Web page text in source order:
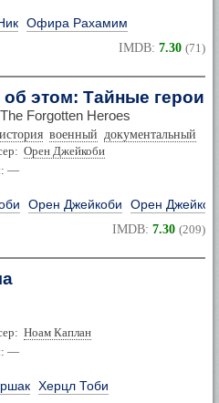
Офира Рахамим
IMDB: 7.30 (71)
об этом: Тайные герои
Forgotten Heroes
история военный документальный
Орен Джейкоби
—
Орен Джейкоби Орен
IMDB: 7.30 (209)
Ноам Каплан
—
Херцл Тоби